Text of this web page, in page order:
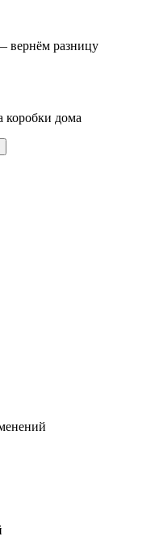
вернём разницу
коробки дома